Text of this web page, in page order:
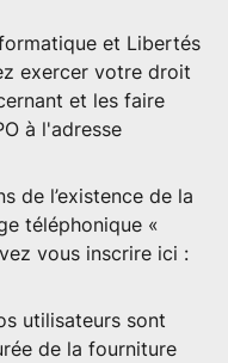
et Libertés
exercer votre droit
et les faire
à l'adresse
de l’existence de la
téléphonique «
vous inscrire ici :
utilisateurs sont
de la fourniture